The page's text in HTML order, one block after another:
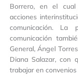
Borrero, en el
acciones
comunicación.
comunicación
General, Ángel
Diana Salazar, con
trabajar en